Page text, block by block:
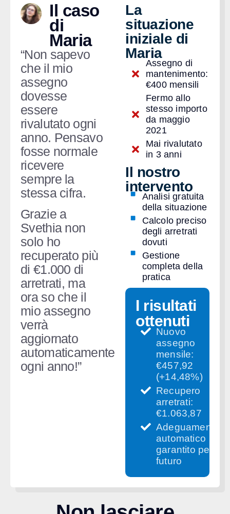
Il caso
di
Maria
“Non sapevo
che il mio
assegno
dovesse
essere
rivalutato ogni
anno. Pensavo
fosse normale
ricevere
sempre la
stessa cifra.
Grazie a
Svethia non
solo ho
recuperato più
di €1.000 di
arretrati, ma
ora so che il
mio assegno
verrà
aggiornato
automaticamente
ogni anno!”
La
situazione
iniziale di
Maria
Assegno di
mantenimento:
€400 mensili
Fermo allo
stesso importo
da maggio
2021
Mai rivalutato
in 3 anni
Il nostro
intervento
Analisi gratuita
della situazione
Calcolo preciso
degli arretrati
dovuti
Gestione
completa della
pratica
I risultati
ottenuti
Nuovo
assegno
mensile:
€457,92
(+14,48%)
Recupero
arretrati:
€1.063,87
Adeguamento
automatico
garantito per il
futuro